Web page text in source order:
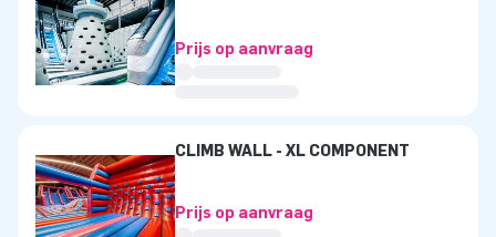
Prijs op aanvraag
CLIMB WALL - XL COMPONENT
Prijs op aanvraag